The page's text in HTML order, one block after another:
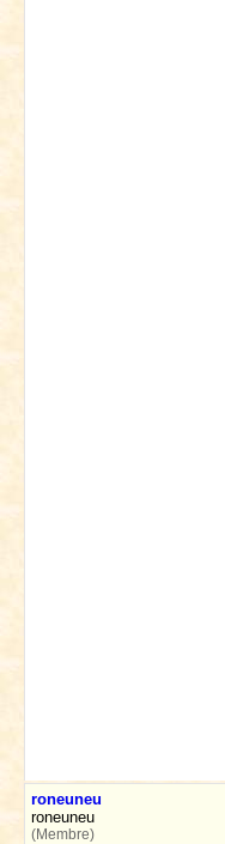
roneuneu
roneuneu
(Membre)